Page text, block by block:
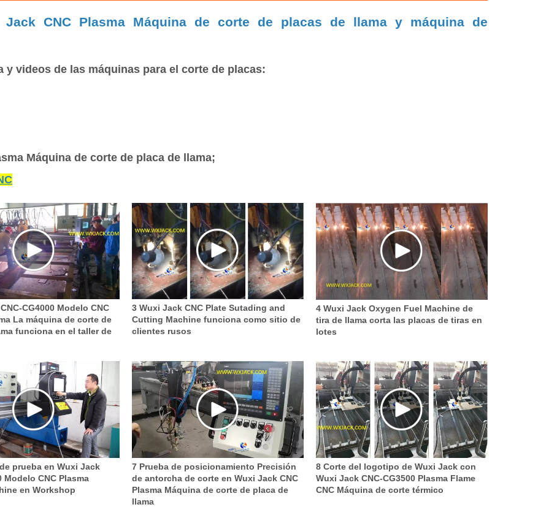
CNC Plasma Máquina de corte de placas de llama y máquina de
y videos de las máquinas para el corte de placas:
Máquina de corte de placa de llama;
CG4000 Modelo CNC
La máquina de corte de
funciona en el taller de
3 Wuxi Jack CNC Plate Sutading and
Cutting Machine funciona como sitio de
clientes rusos
4 Wuxi Jack Oxygen Fuel Machine de
tira de llama corta las placas de tiras en
lotes
prueba en Wuxi Jack
Modelo CNC Plasma
en Workshop
7 Prueba de posicionamiento Precisión
de antorcha de corte en Wuxi Jack CNC
Plasma Máquina de corte de placa de
llama
8 Corte del logotipo de Wuxi Jack con
Wuxi Jack CNC-CG3500 Plasma Flame
CNC Máquina de corte térmico